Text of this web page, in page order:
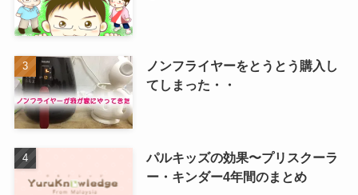
ノンフライヤーをとうとう購入し
てしまった・・
パルキッズの効果〜プリスクーラ
ー・キンダー4年間のまとめ